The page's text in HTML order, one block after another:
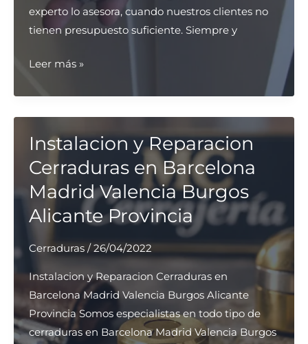
experto lo asesora, cuando nuestros clientes no
tienen presupuesto suficiente. Siempre y
Cerraduras
de
Seguridad
Barcelona
Leer más »
Instalacion y Reparacion
Cerraduras en Barcelona
Madrid Valencia Burgos
Alicante Provincia
Cerraduras/26/04/2022
Instalacion y Reparacion Cerraduras en
Barcelona Madrid Valencia Burgos Alicante
Provincia Somos especialistas en todo tipo de
cerraduras en Barcelona Madrid Valencia Burgos